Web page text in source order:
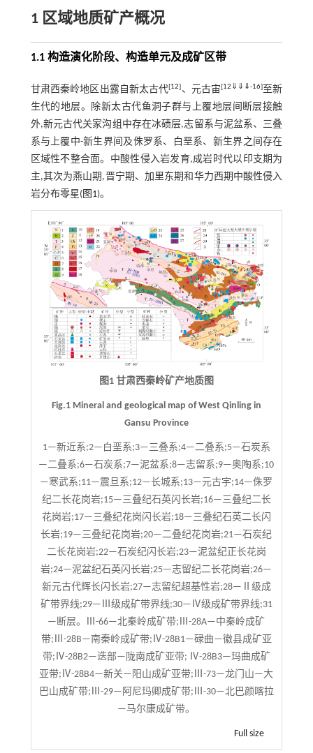
1 区域地质矿产概况
1.1 构造演化阶段、构造单元及成矿区带
甘肃西秦岭地区出露自新太古代[12] 、元古宙[12 ⇓ ⇓ ⇓-16]至新
生代的地层。除新太古代鱼洞子群与上覆地层间断层接触
外,新元古代关家沟组中存在冰碛层,志留系与泥盆系、三叠
系与上覆中-新生界间及侏罗系、白垩系、新生界之间存在
区域性不整合面。中酸性侵入岩发育,成岩时代以印支期为
主,其次为燕山期,晋宁期、加里东期和华力西期中酸性侵入
岩分布零星(图1)。
图1 甘肃西秦岭矿产地质图
Fig.1 Mineral and geological map of West Qinling in
Gansu Province
1—新近系;2—白垩系;3—三叠系;4—二叠系;5—石炭系
—二叠系;6—石炭系;7—泥盆系;8—志留系;9—奥陶系;10
—寒武系;11—震旦系;12—长城系;13—元古宇;14—侏罗
纪二长花岗岩;15—三叠纪石英闪长岩;16—三叠纪二长
花岗岩;17—三叠纪花岗闪长岩;18—三叠纪石英二长闪
长岩;19—三叠纪花岗岩;20—二叠纪花岗岩;21—石炭纪
二长花岗岩;22—石炭纪闪长岩;23—泥盆纪正长花岗
岩;24—泥盆纪石英闪长岩;25—志留纪二长花岗岩;26—
新元古代辉长闪长岩;27—志留纪超基性岩;28—Ⅱ级成
矿带界线;29—Ⅲ级成矿带界线;30—Ⅳ级成矿带界线;31
—断层。Ⅲ-66—北秦岭成矿带;Ⅲ-28A—中秦岭成矿
带;Ⅲ-28B—南秦岭成矿带;Ⅳ-28B1—碌曲—徽县成矿亚
带;Ⅳ-28B2—迭部—陇南成矿亚带; Ⅳ-28B3—玛曲成矿
亚带;Ⅳ-28B4—新关—阳山成矿亚带;Ⅲ-73—龙门山—大
巴山成矿带;Ⅲ-29—阿尼玛卿成矿带;Ⅲ-30—北巴颜喀拉
—马尔康成矿带。
Full size